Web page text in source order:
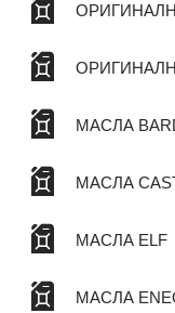
МАСЛА
МАСЛА
МАСЛА ELF
МАСЛА